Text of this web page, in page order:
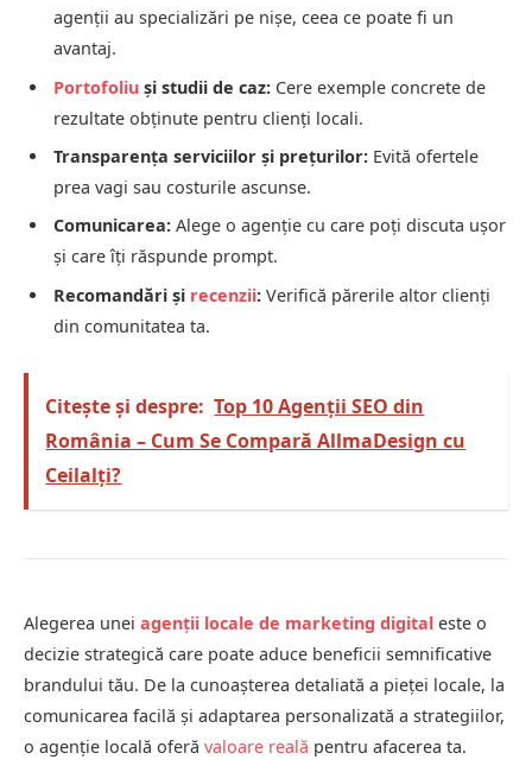
agenții au specializări pe nișe, ceea ce poate fi un
avantaj.
Portofoliu și studii de caz: Cere exemple concrete de
rezultate obținute pentru clienți locali.
Transparența serviciilor și prețurilor: Evită ofertele
prea vagi sau costurile ascunse.
Comunicarea: Alege o agenție cu care poți discuta ușor
și care îți răspunde prompt.
Recomandări și recenzii: Verifică părerile altor clienți
din comunitatea ta.
Citește și despre: Top 10 Agenții SEO din
România – Cum Se Compară AllmaDesign cu
Ceilalți?
Alegerea unei agenții locale de marketing digital este o
decizie strategică care poate aduce beneficii semnificative
brandului tău. De la cunoașterea detaliată a pieței locale, la
comunicarea facilă și adaptarea personalizată a strategiilor,
o agenție locală oferă valoare reală pentru afacerea ta.